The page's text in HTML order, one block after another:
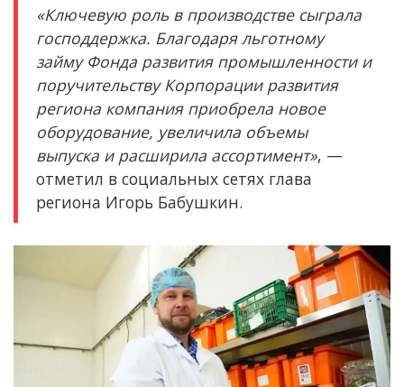
«Ключевую роль в производстве сыграла
господдержка. Благодаря льготному
займу Фонда развития промышленности и
поручительству Корпорации развития
региона компания приобрела новое
оборудование, увеличила объемы
выпуска и расширила ассортимент», —
отметил в социальных сетях глава
региона Игорь Бабушкин.